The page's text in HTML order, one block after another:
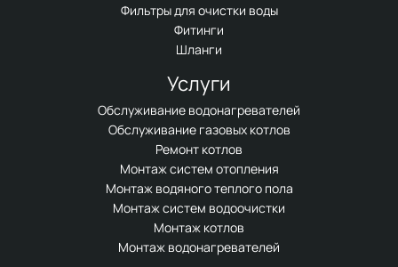
Фильтры для очистки воды
Фитинги
Шланги
Услуги
Обслуживание водонагревателей
Обслуживание газовых котлов
Ремонт котлов
Монтаж систем отопления
Монтаж водяного теплого пола
Монтаж систем водоочистки
Монтаж котлов
Монтаж водонагревателей